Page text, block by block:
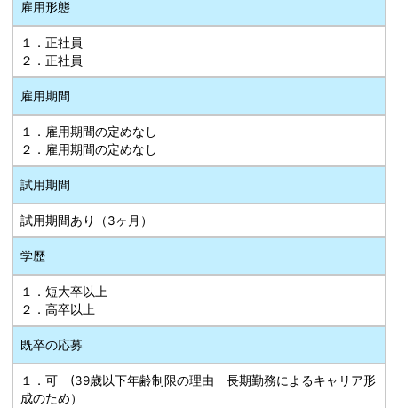
雇用形態
１．正社員
２．正社員
雇用期間
１．雇用期間の定めなし
２．雇用期間の定めなし
試用期間
試用期間あり（3ヶ月）
学歴
１．短大卒以上
２．高卒以上
既卒の応募
１．可 (39歳以下年齢制限の理由 長期勤務によるキャリア形
成のため）